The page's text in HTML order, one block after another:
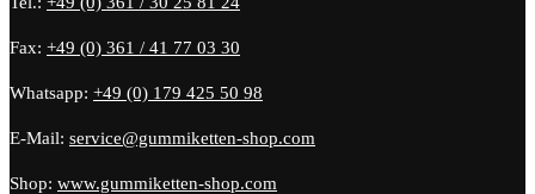
Fax: +49 (0) 361 / 41 77 03 30
Whatsapp: +49 (0) 179 425 50 98
E-Mail: service@gummiketten-shop.com
Shop: www.gummiketten-shop.com